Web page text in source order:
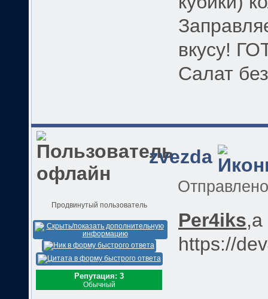
вкусу!
Салат
zvezda
Продвинутый пользователь
Репутация: 3
Обычный
Per4iks,а
https://